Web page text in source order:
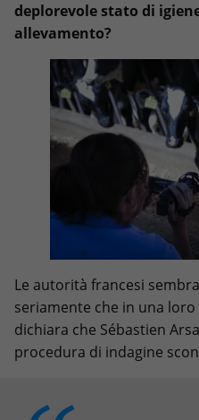
deplorevole stato di
allevamento?
Le autorità francesi
seriamente che in una
dichiara che Sébastien
procedura di indagine